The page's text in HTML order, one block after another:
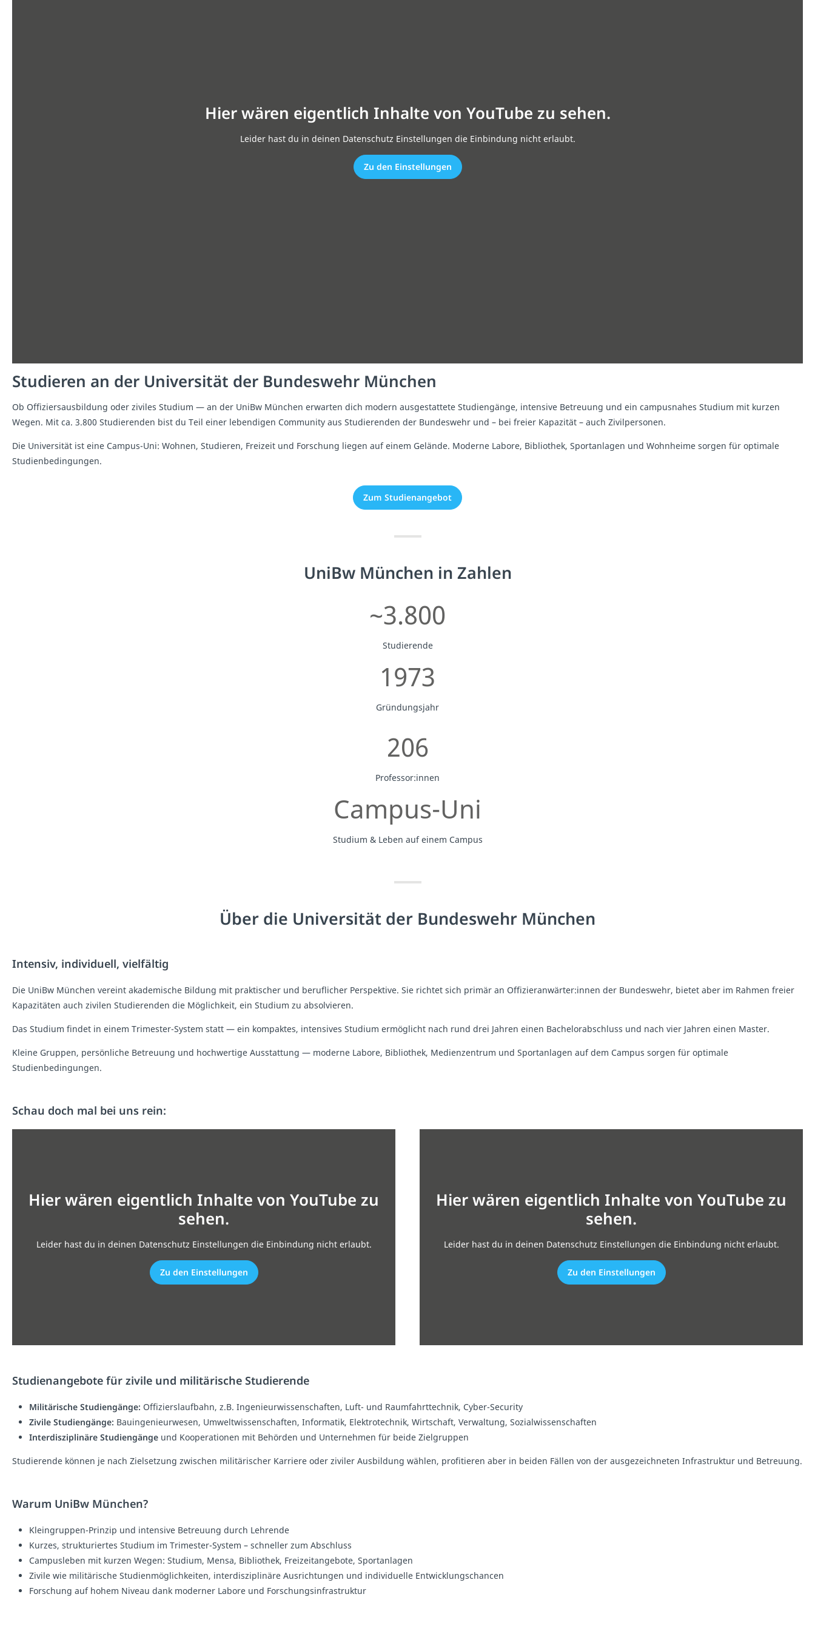
Studieren an der Universität der Bundeswehr München
Ob Offiziersausbildung oder ziviles Studium — an der UniBw München erwarten dich modern ausgestattete Studiengänge, intensive Betreuung und ein campusnahes Studium mit kurzen
Wegen. Mit ca. 3.800 Studierenden bist du Teil einer lebendigen Community aus Studierenden der Bundeswehr und – bei freier Kapazität – auch Zivilpersonen.
Die Universität ist eine Campus-Uni: Wohnen, Studieren, Freizeit und Forschung liegen auf einem Gelände. Moderne Labore, Bibliothek, Sportanlagen und Wohnheime sorgen für optimale
Studienbedingungen.
Zum Studienangebot
Hier wären eigentlich Inhalte von YouTube zu sehen.
Leider hast du in deinen Datenschutz Einstellungen die Einbindung nicht erlaubt.
Zu den Einstellungen
UniBw München in Zahlen
~3.800
Studierende
1973
Gründungsjahr
206
Professor:innen
Campus-Uni
Studium & Leben auf einem Campus
Über die Universität der Bundeswehr München
Intensiv, individuell, vielfältig
Die UniBw München vereint akademische Bildung mit praktischer und beruflicher Perspektive. Sie richtet sich primär an Offizieranwärter:innen der Bundeswehr, bietet aber im Rahmen freier
Kapazitäten auch zivilen Studierenden die Möglichkeit, ein Studium zu absolvieren.
Das Studium findet in einem Trimester-System statt — ein kompaktes, intensives Studium ermöglicht nach rund drei Jahren einen Bachelorabschluss und nach vier Jahren einen Master.
Kleine Gruppen, persönliche Betreuung und hochwertige Ausstattung — moderne Labore, Bibliothek, Medienzentrum und Sportanlagen auf dem Campus sorgen für optimale
Studienbedingungen.
Schau doch mal bei uns rein:
Hier wären eigentlich Inhalte von YouTube zu
sehen.
Leider hast du in deinen Datenschutz Einstellungen die Einbindung nicht erlaubt.
Zu den Einstellungen
Hier wären eigentlich Inhalte von YouTube zu
sehen.
Leider hast du in deinen Datenschutz Einstellungen die Einbindung nicht erlaubt.
Zu den Einstellungen
Studienangebote für zivile und militärische Studierende
Militärische Studiengänge: Offizierslaufbahn, z.B. Ingenieurwissenschaften, Luft- und Raumfahrttechnik, Cyber-Security
Zivile Studiengänge: Bauingenieurwesen, Umweltwissenschaften, Informatik, Elektrotechnik, Wirtschaft, Verwaltung, Sozialwissenschaften
Interdisziplinäre Studiengänge und Kooperationen mit Behörden und Unternehmen für beide Zielgruppen
Studierende können je nach Zielsetzung zwischen militärischer Karriere oder ziviler Ausbildung wählen, profitieren aber in beiden Fällen von der ausgezeichneten Infrastruktur und Betreuung.
Warum UniBw München?
Kleingruppen-Prinzip und intensive Betreuung durch Lehrende
Kurzes, strukturiertes Studium im Trimester-System – schneller zum Abschluss
Campusleben mit kurzen Wegen: Studium, Mensa, Bibliothek, Freizeitangebote, Sportanlagen
Zivile wie militärische Studienmöglichkeiten, interdisziplinäre Ausrichtungen und individuelle Entwicklungschancen
Forschung auf hohem Niveau dank moderner Labore und Forschungsinfrastruktur